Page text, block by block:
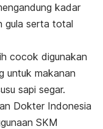
kadar
gula serta total
cocok digunakan
untuk makanan
sapi segar.
Dokter Indonesia
SKM